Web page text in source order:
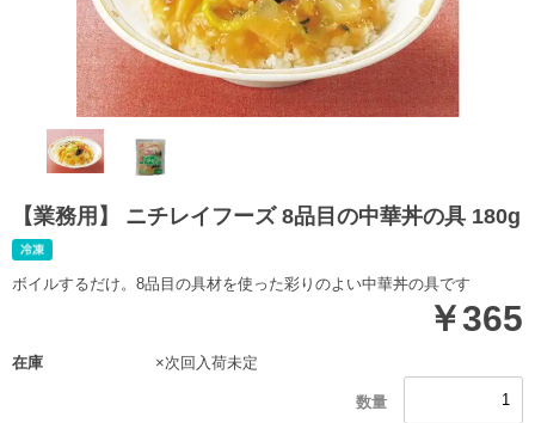
【業務用】 ニチレイフーズ 8品目の中華丼の具 180g
ボイルするだけ。8品目の具材を使った彩りのよい中華丼の具です
￥365
在庫 ×次回入荷未定